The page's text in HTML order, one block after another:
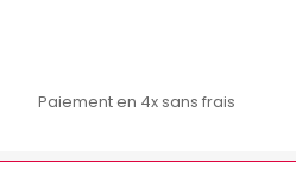
Paiement en 4x sans frais